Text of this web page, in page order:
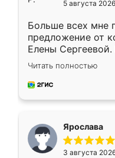
5 августа 2026
Больше всех мне
предложение от
Елены
короткие сроки
для замера
предложил по
Читать полностью
Ярослава
3 августа